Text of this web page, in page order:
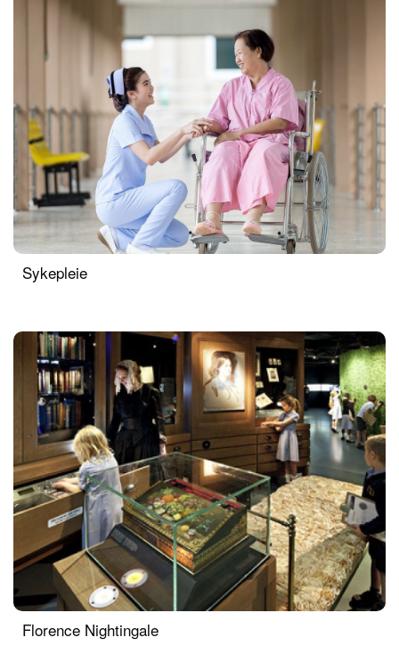
Sykepleie
Florence Nightingale